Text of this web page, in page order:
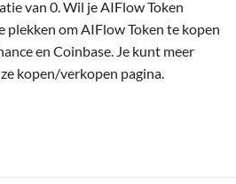
van 0. Wil je AIFlow Token
plekken om AIFlow Token te kopen
en Coinbase. Je kunt meer
kopen/verkopen pagina.